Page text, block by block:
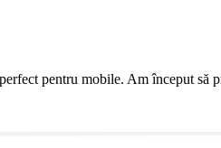
pentru mobile. Am început să